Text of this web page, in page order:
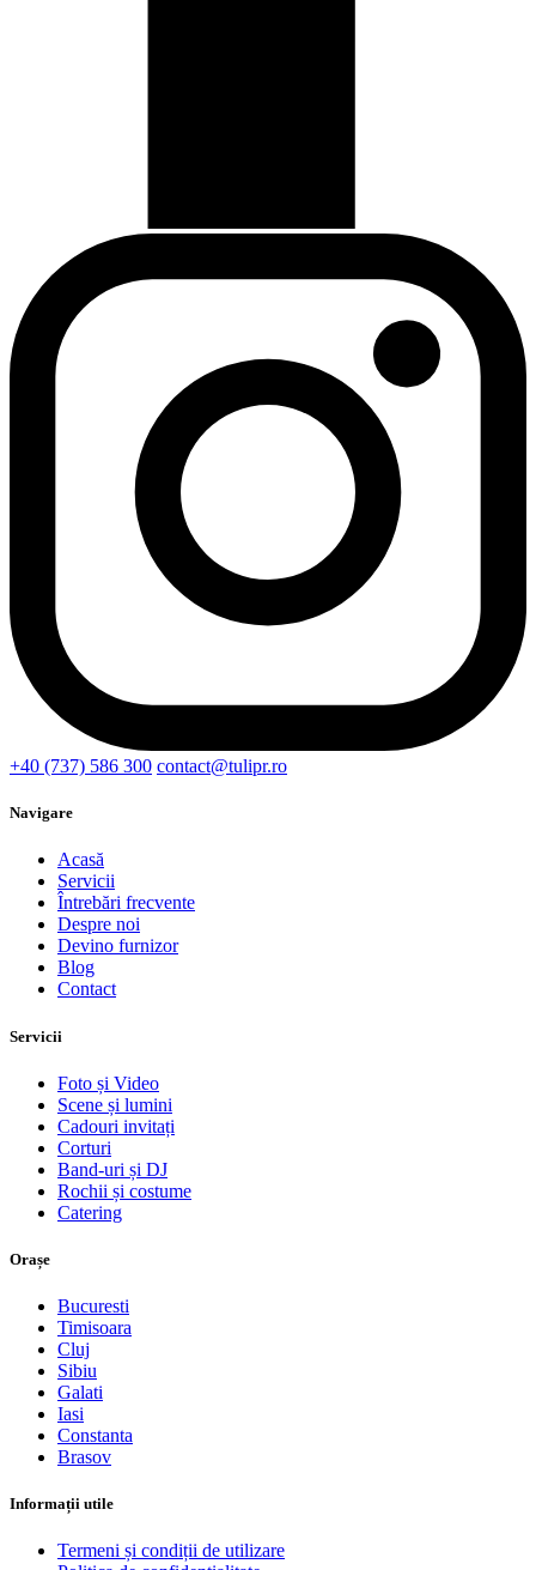
+40 (737) 586 300 contact@tulipr.ro
Navigare
Acasă
Servicii
Întrebări frecvente
Despre noi
Devino furnizor
Blog
Contact
Servicii
Foto și Video
Scene și lumini
Cadouri invitați
Corturi
Band-uri și DJ
Rochii și costume
Catering
Orașe
Bucuresti
Timisoara
Cluj
Sibiu
Galati
Iasi
Constanta
Brasov
Informații utile
Termeni și condiții de utilizare